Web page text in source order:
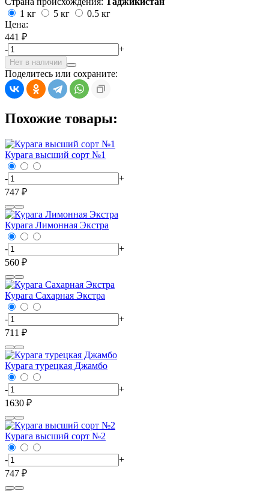
1 кг
5 кг
0.5 кг
Цена:
441 ₽
-
+
Нет в наличии
Поделитесь или сохраните:
Похожие товары:
Курага высший сорт №1
-
+
747 ₽
Курага Лимонная Экстра
-
+
560 ₽
Курага Сахарная Экстра
-
+
711 ₽
Курага турецкая Джамбо
-
+
1630 ₽
Курага высший сорт №2
-
+
747 ₽